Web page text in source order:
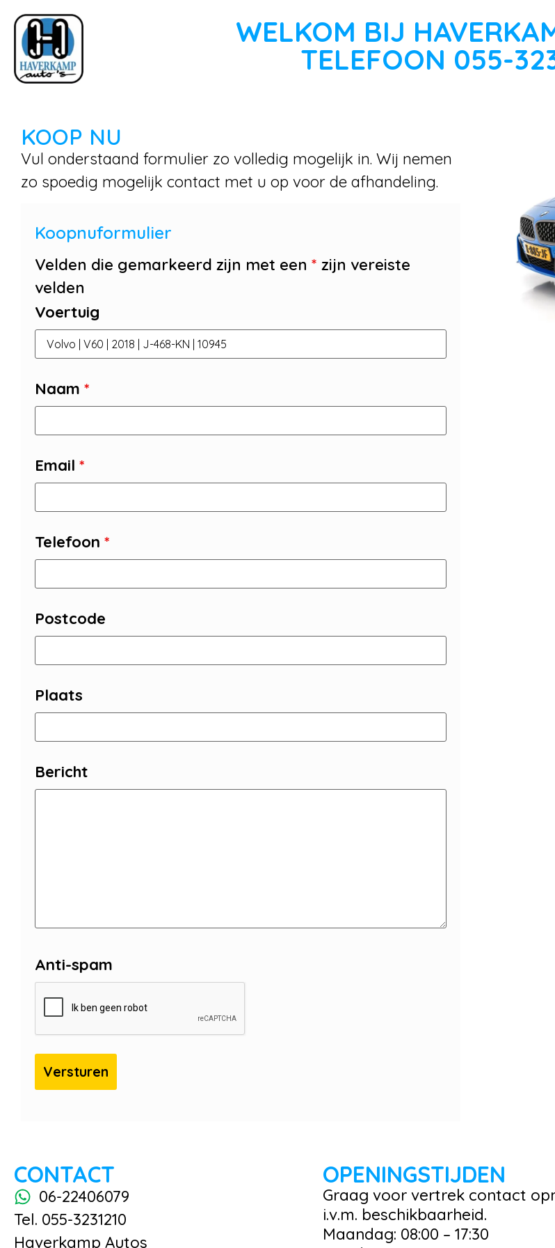
WELKOM BIJ
TELEFOON 055-
KOOP NU
Vul onderstaand formulier zo volledig mogelijk in. Wij nemen
zo spoedig mogelijk contact met u op voor de afhandeling.
Koopnuformulier
Velden die gemarkeerd zijn met een * zijn vereiste
velden
Voertuig
Naam *
Email *
Telefoon *
Postcode
Plaats
Bericht
Anti-spam
CONTACT
06-22406079
Tel. 055-3231210
Haverkamp Autos
OPENINGSTIJDEN
Graag voor vertrek contact
i.v.m. beschikbaarheid.
Maandag: 08:00 – 17:30